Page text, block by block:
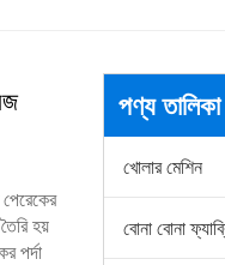
হয়
পর্দা
পণ্য তালিকা
খোলার মেশিন
বোনা বোনা